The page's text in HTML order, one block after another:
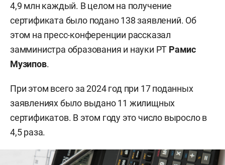
4,9 млн каждый. В целом на получение
сертификата было подано 138 заявлений. Об
этом на пресс-конференции рассказал
замминистра образования и науки РТ Рамис
Музипов.
При этом всего за 2024 год при 17 поданных
заявлениях было выдано 11 жилищных
сертификатов. В этом году это число выросло в
4,5 раза.